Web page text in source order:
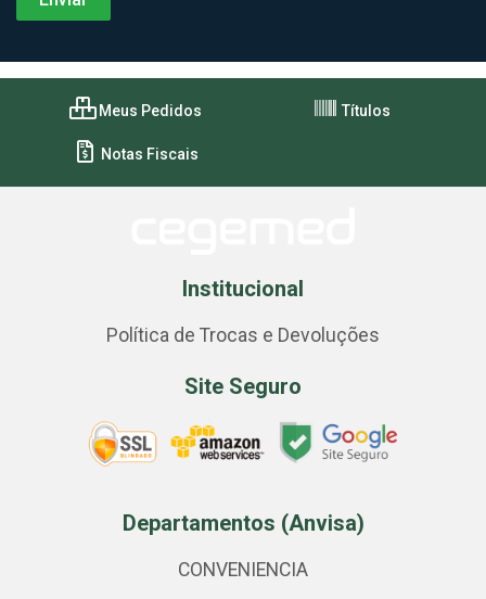
Meus Pedidos Títulos
Notas Fiscais
Institucional
Política de Trocas e Devoluções
Site Seguro
Departamentos (Anvisa)
CONVENIENCIA